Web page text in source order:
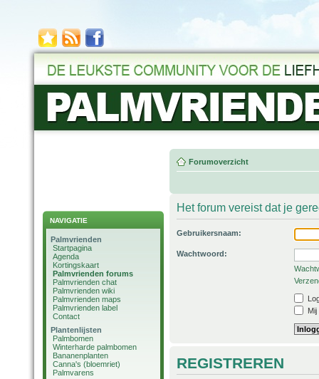
NAVIGATIE
Palmvrienden
Startpagina
Agenda
Kortingskaart
Palmvrienden forums
Palmvrienden chat
Palmvrienden wiki
Palmvrienden maps
Palmvrienden label
Contact
Plantenlijsten
Palmbomen
Winterharde palmbomen
Bananenplanten
Canna's (bloemriet)
Palmvarens
Forumoverzicht
Het forum vereist dat je
Gebruikersnaam:
Wachtwoord:
REGISTREREN